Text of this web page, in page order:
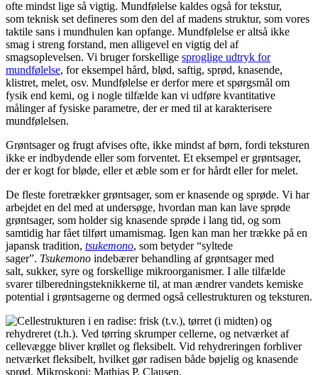
ofte mindst lige så vigtig. Mund­følelse kaldes også for tekstur,
som teknisk set defineres som den del af madens struktur, som vores
tak­tile sans i mundhulen kan opfange. Mundfølelse er altså ikke
smag i streng forstand, men alligevel en vigtig del af
smagsoplevelsen. Vi bruger forskellige sproglige udtryk for
mundfølelse, for eksempel hård, blød, saftig, sprød, knasende,
klistret, melet, osv. Mundfølelse er derfor mere et spørgsmål om
fysik end kemi, og i nogle tilfælde kan vi udføre kvantitative
målinger af fysiske parametre, der er med til at karakterisere
mundfølelsen.
Grøntsager og frugt afvises ofte, ikke mindst af børn, fordi teksturen
ikke er indbydende eller som for­ventet. Et eksempel er grøntsager,
der er kogt for bløde, eller et æble som er for hårdt eller for melet.
De fleste foretrækker grøntsager, som er knasende og sprøde. Vi har
arbejdet en del med at undersøge, hvordan man kan lave sprøde
grønt­sager, som holder sig knasende sprøde i lang tid, og som
samtidig har fået tilført umami­smag. Igen kan man her trække på en
japansk tradition, tsukemono, som betyder “syltede
sager”. Tsukemono inde­bærer behandling af grøntsager med
salt, sukker, syre og forskelli­ge mikroorganismer. I alle tilfælde
svarer tilberedningsteknikkerne til, at man ændrer vandets kemiske
potential i grøntsagerne og dermed også cellestrukturen og teksturen.